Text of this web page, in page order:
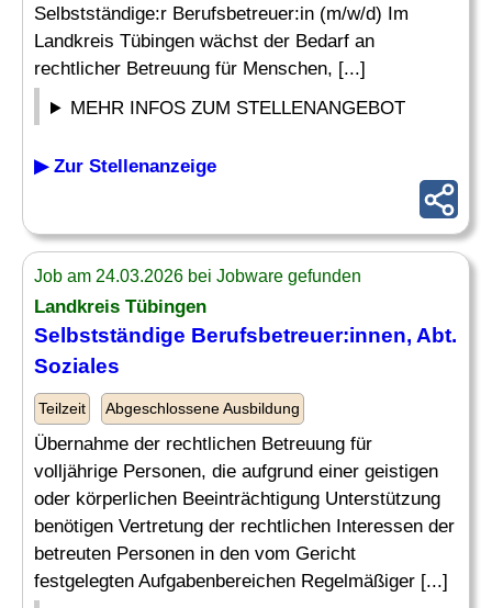
Selbstständige:r Berufsbetreuer:in (m/w/d) Im
Landkreis Tübingen wächst der Bedarf an
rechtlicher Betreuung für Menschen, [...]
MEHR INFOS ZUM STELLENANGEBOT
▶ Zur Stellenanzeige
Job am 24.03.2026 bei Jobware gefunden
Landkreis Tübingen
Selbstständige Berufsbetreuer:innen, Abt.
Soziales
Teilzeit Abgeschlossene Ausbildung
Übernahme der rechtlichen Betreuung für
volljährige Personen, die aufgrund einer geistigen
oder körperlichen Beeinträchtigung Unterstützung
benötigen Vertretung der rechtlichen Interessen der
betreuten Personen in den vom Gericht
festgelegten Aufgabenbereichen Regelmäßiger [...]